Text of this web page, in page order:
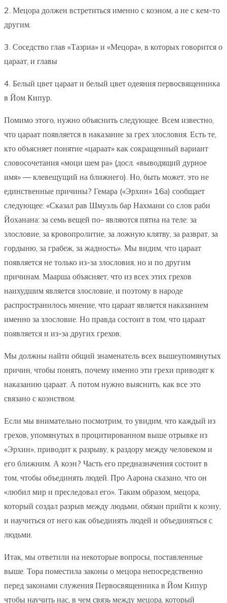
2. Мецора должен встретиться именно с коэном, а не с кем-то
другим.
3. Соседство глав «Тазриа» и «Мецора», в которых говорится о
цараат, и главы
4. Белый цвет цараат и белый цвет одеяния первосвященника
в Йом Кипур.
Помимо этого, нужно объяснить следующее. Всем известно,
что цараат появляется в наказание за грех злословия. Есть те,
кто объясняет понятие «цараат» как сокращенный вариант
словосочетания «моци шем ра» (досл. «выводящий дурное
имя» — клевещущий на ближнего). Но, быть может, это не
единственные причины? Гемара («Эрхин» 16а) сообщает
следующее: «Сказал рав Шмуэль бар Нахмани со слов раби
Йоханана: за семь вещей по- являются пятна на теле: за
злословие, за кровопролитие, за ложную клятву, за разврат, за
гордыню, за грабеж, за жадность». Мы видим, что цараат
появляется не только из-за злословия, но и по другим
причинам. Маарша объясняет, что из всех этих грехов
наихудшим является злословие, и поэтому в народе
распространилось мнение, что цараат является наказанием
именно за злословие. Но правда состоит в том, что цараат
появляется и из-за других грехов.
Мы должны найти общий знаменатель всех вышеупомянутых
причин, чтобы понять, почему именно эти грехи приводят к
наказанию цараат. А потом нужно выяснить, как все это
связано с коэнством.
Если мы внимательно посмотрим, то увидим, что каждый из
грехов, упомянутых в процитированном выше отрывке из
«Эрхин», приводит к разрыву, к раздору между человеком и
его ближним. А коэн? Часть его предназначения состоит в
том, чтобы объединять людей. Про Аарона сказано, что он
«любил мир и преследовал его». Таким образом, мецора,
который создал разрыв между людьми, обязан прийти к коэну,
и научиться от него как объединять людей и объединяться с
людьми.
Итак, мы ответили на некоторые вопросы, поставленные
выше. Тора поместила законы о мецора непосредственно
перед законами служения Первосвященника в Йом Кипур
чтобы научить нас, в чем связь между мецора, который